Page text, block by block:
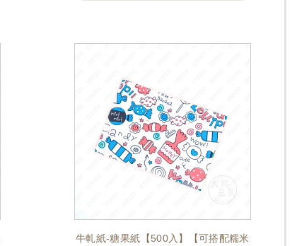
牛軋紙-糖果紙【500入】【可搭配糯米